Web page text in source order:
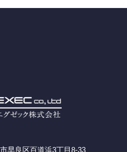
早良区百道浜3丁目8-33